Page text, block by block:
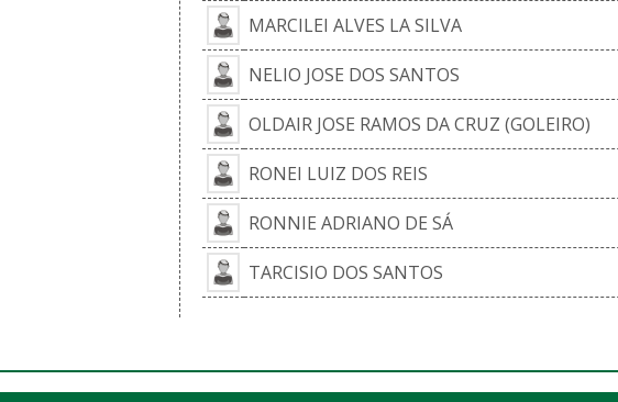
MARCILEI ALVES LA SILVA
NELIO JOSE DOS SANTOS
OLDAIR JOSE RAMOS DA CRUZ (GOLEIRO)
RONEI LUIZ DOS REIS
RONNIE ADRIANO DE SÁ
TARCISIO DOS SANTOS